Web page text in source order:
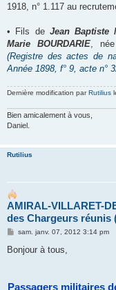
1918, n° 1.117 au
• Fils de Jean Baptiste
Marie BOURDARIE ,
(Registre des actes de
Année 1898, f° 9, acte n°
Dernière modification parRutilius
Bien amicalement à vous,
Daniel.
Rutilius
AMIRAL-VILLARET-
des Chargeurs réunis
M
s
sam. janv. 07, 2012 3:14 pm
Bonjour à tous,
Passagers militaires